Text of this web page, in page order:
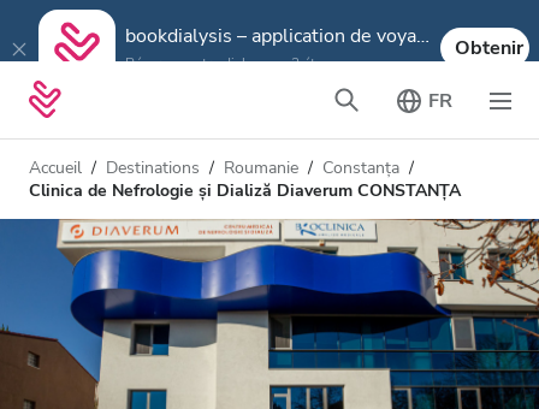
bookdialysis – application de voyage
Réservez votre dialyse en 3 étapes
Obtenir
FR
Accueil Destinations Roumanie
Constanța
Clinica de Nefrologie și Dializă Diaverum CONSTANȚA